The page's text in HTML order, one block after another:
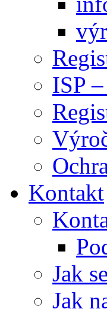
ISP
Kontakt
Jak
Jak